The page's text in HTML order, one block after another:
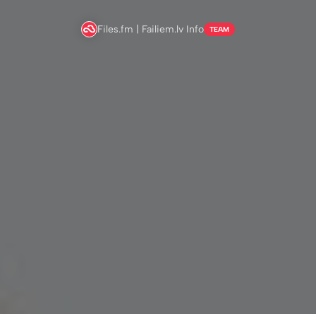
Files.fm | Failiem.lv Info TEAM